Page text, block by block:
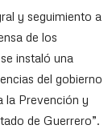
y seguimiento a
de los
instaló una
del gobierno
la Prevención y
de Guerrero”.